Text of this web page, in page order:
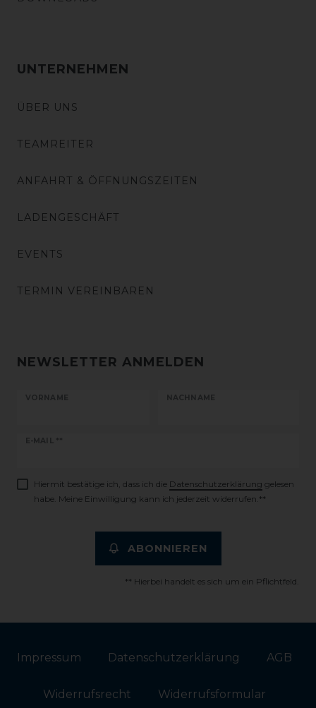
UNTERNEHMEN
ÜBER UNS
TEAMREITER
ANFAHRT & ÖFFNUNGSZEITEN
LADENGESCHÄFT
EVENTS
TERMIN VEREINBAREN
NEWSLETTER ANMELDEN
VORNAME NACHNAME
E-MAIL **
Newsletter
Hiermit bestätige ich, dass ich die Daten­schutz­erklärung gelesen
habe. Meine Einwilligung kann ich jederzeit widerrufen.**
ABONNIEREN
** Hierbei handelt es sich um ein Pflichtfeld.
Impressum Daten­schutz­erklärung AGB
Widerrufs­recht Widerrufs­formular